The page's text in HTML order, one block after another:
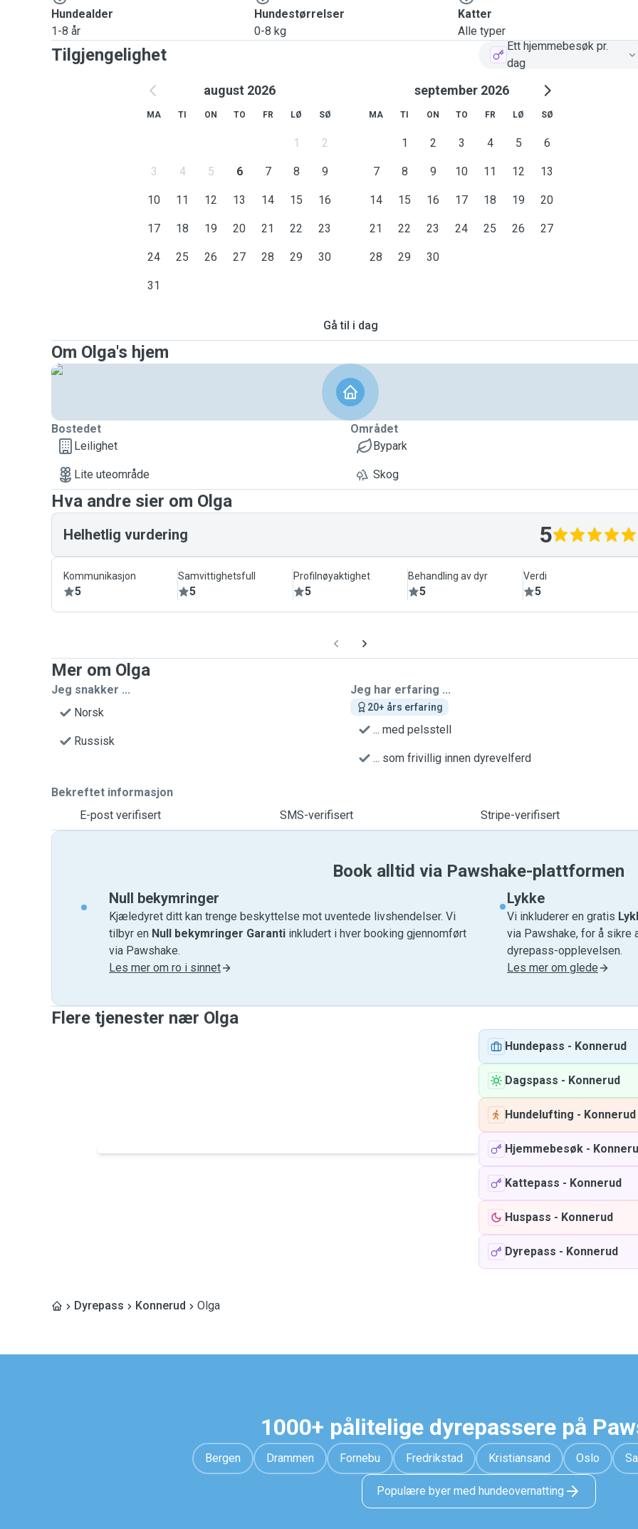
Hundealder
1-8 år
Hundestørrelser
0-8 kg
Katter
Alle typer
Tilgjengelighet
Ett hjemmebesøk pr.
dag
august 2026
MA TI ON TO FR LØ SØ
1 2
3 4 5 6 7 8 9
10 11 12 13 14 15 16
17 18 19 20 21 22 23
24 25 26 27 28 29 30
31
september 2026
MA TI ON TO FR LØ SØ
1 2 3 4 5 6
7 8 9 10 11 12 13
14 15 16 17 18 19 20
21 22 23 24 25 26 27
28 29 30
Gå til i dag
Om Olga's hjem
Bostedet
Leilighet
Lite uteområde
Området
Bypark
Skog
Hva andre sier om Olga
Helhetlig vurdering 5
Kommunikasjon
5
Samvittighetsfull
5
Profilnøyaktighet
5
Behandling av dyr
5
Verdi
5
Mer om Olga
Jeg snakker ...
Norsk
Russisk
Jeg har erfaring ...
20+ års erfaring
... med pelsstell
... som frivillig innen dyrevelferd
Bekreftet informasjon
E-post verifisert
SMS-verifisert Stripe-verifisert
Book alltid via Pawshake-plattformen
Null bekymringer
Kjæledyret ditt kan trenge beskyttelse mot uventede livshendelser. Vi
tilbyr en Null bekymringer Garanti inkludert i hver booking gjennomført
via Pawshake.
Les mer om ro i sinnet
Lykke
Vi inkluderer en gratis
via Pawshake, for å
dyrepass-opplevelsen.
Les mer om glede
Flere tjenester nær Olga
Hundepass - Konnerud
Dagspass - Konnerud
Hundelufting - Konnerud
Hjemmebesøk -
Kattepass - Konnerud
Huspass - Konnerud
Dyrepass - Konnerud
Dyrepass Konnerud Olga
1000+ pålitelige dyrepassere på
Bergen Drammen Fornebu Fredrikstad Kristiansand Oslo
Populære byer med hundeovernatting